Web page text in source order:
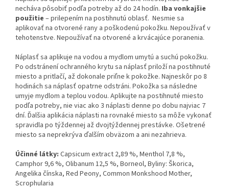
necháva pôsobiť podľa potreby až do 24 hodín. Iba vonkajšie
použitie – prilepením na postihnutú oblasť. Nesmie sa
aplikovať na otvorené rany a poškodenú pokožku. Nepoužívať v
tehotenstve. Nepoužívať na otvorené a krvácajúce poranenia.
Náplasť sa aplikuje na vodou a mydlom umytú a suchú pokožku.
Po odstránení ochranného krytu sa náplasť priloží na postihnuté
miesto a pritlačí, až dokonale priľne k pokožke. Najneskôr po 8
hodinách sa náplasť opatrne odstráni. Pokožka sa následne
umyje mydlom a teplou vodou. Aplikujte na postihnuté miesto
podľa potreby, nie viac ako 3 náplasti denne po dobu najviac 7
dní. Ďalšia aplikácia náplasti na rovnaké miesto sa môže vykonať
spravidla po týždennej až dvojtýždennej prestávke. Ošetrené
miesto sa neprekrýva ďalším obväzom a ani nezahrieva.
Účinné látky: Capsicum extract 2,89 %, Menthol 7,8 %,
Camphor 9,6 %, Olibanum 12,5 %, Borneol, Byliny: Škorica,
Angelika čínska, Red Peony, Common Monkshood Mother,
Scrophularia